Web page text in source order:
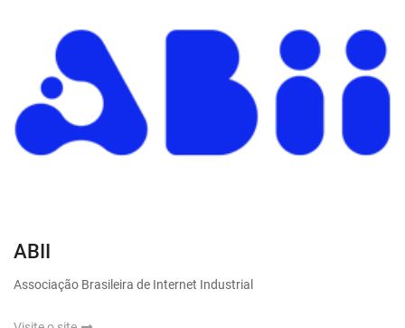
ABII
Associação Brasileira de Internet Industrial